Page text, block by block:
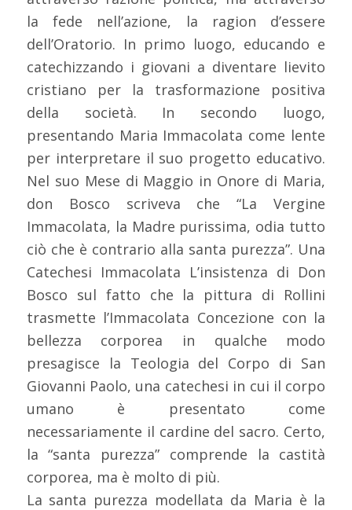
la fede nell’azione, la ragion d’essere
dell’Oratorio. In primo luogo, educando e
catechizzando i giovani a diventare lievito
cristiano per la trasformazione positiva
della società. In secondo luogo,
presentando Maria Immacolata come lente
per interpretare il suo progetto educativo.
Nel suo Mese di Maggio in Onore di Maria,
don Bosco scriveva che “La Vergine
Immacolata, la Madre purissima, odia tutto
ciò che è contrario alla santa purezza”. Una
Catechesi Immacolata L’insistenza di Don
Bosco sul fatto che la pittura di Rollini
trasmette l’Immacolata Concezione con la
bellezza corporea in qualche modo
presagisce la Teologia del Corpo di San
Giovanni Paolo, una catechesi in cui il corpo
umano è presentato come
necessariamente il cardine del sacro. Certo,
la “santa purezza” comprende la castità
corporea, ma è molto di più.
La santa purezza modellata da Maria è la